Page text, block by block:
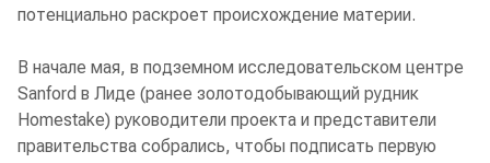
потенциально раскроет происхождение материи.
В начале мая, в подземном исследовательском центре
Sanford в Лиде (ранее золотодобывающий рудник
Homestake) руководители проекта и представители
правительства собрались, чтобы подписать первую